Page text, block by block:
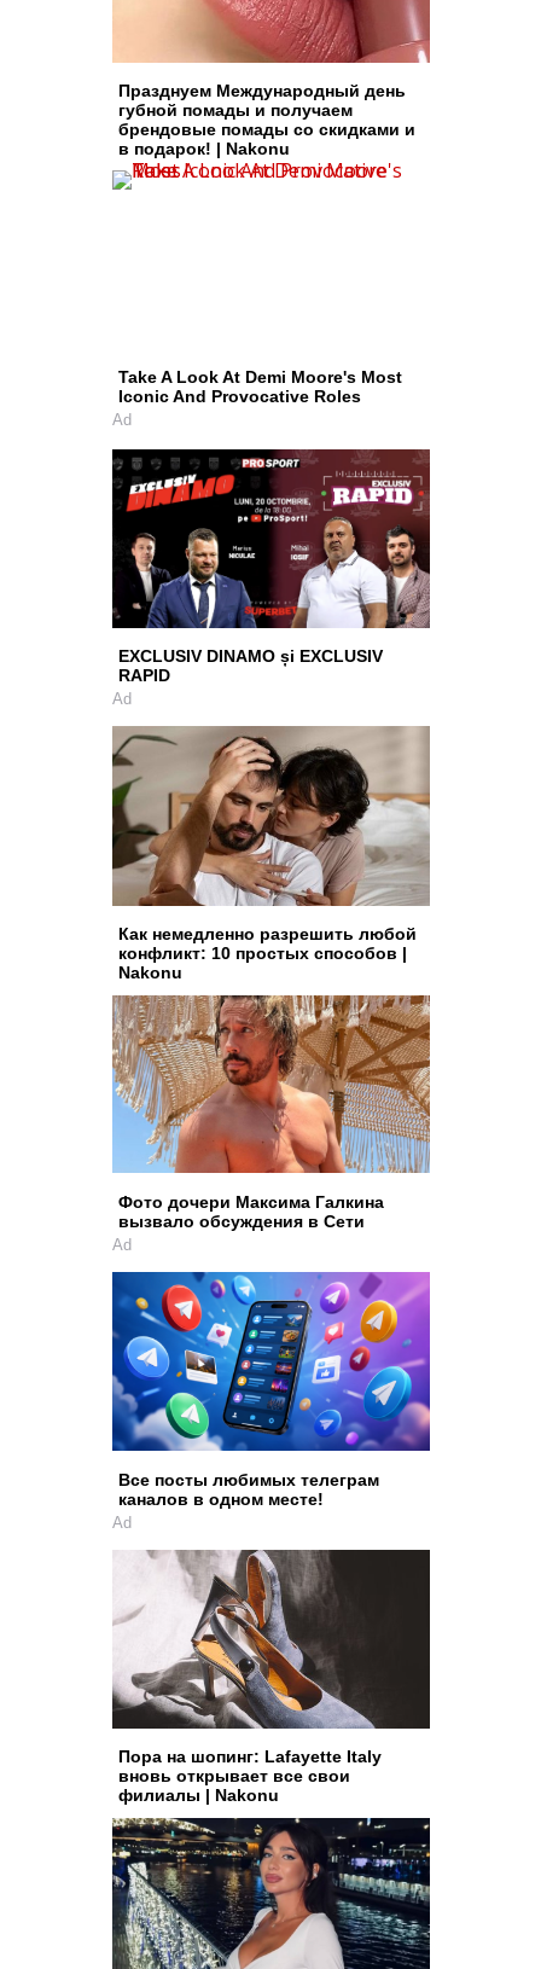
Празднуем Международный день
губной помады и получаем
брендовые помады со скидками и
в подарок! | Nakonu
Take A Look At Demi Moore's Most
Iconic And Provocative Roles
Ad
EXCLUSIV DINAMO și EXCLUSIV
RAPID
Ad
Как немедленно разрешить любой
конфликт: 10 простых способов |
Nakonu
Фото дочери Максима Галкина
вызвало обсуждения в Сети
Ad
Все посты любимых телеграм
каналов в одном месте!
Ad
Пора на шопинг: Lafayette Italy
вновь открывает все свои
филиалы | Nakonu